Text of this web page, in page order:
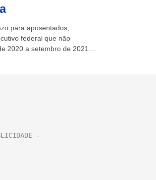
para aposentados,
federal que não
2020 a setembro de 2021